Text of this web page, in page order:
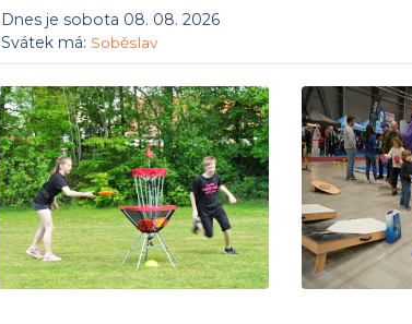
Dnes je sobota 08. 08. 2026
Svátek má: Soběslav